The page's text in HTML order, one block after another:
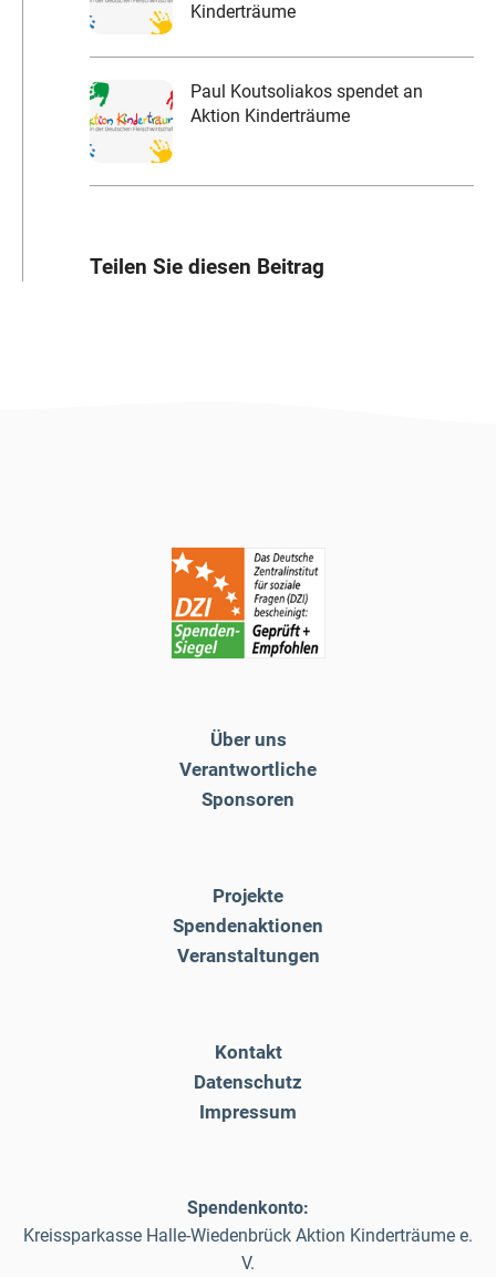
Kinderträume
Paul Koutsoliakos spendet an
Aktion Kinderträume
Teilen Sie diesen Beitrag
Über uns
Verantwortliche
Sponsoren
Projekte
Spendenaktionen
Veranstaltungen
Kontakt
Datenschutz
Impressum
Spendenkonto:
Kreissparkasse Halle-Wiedenbrück Aktion Kinderträume e.
V.